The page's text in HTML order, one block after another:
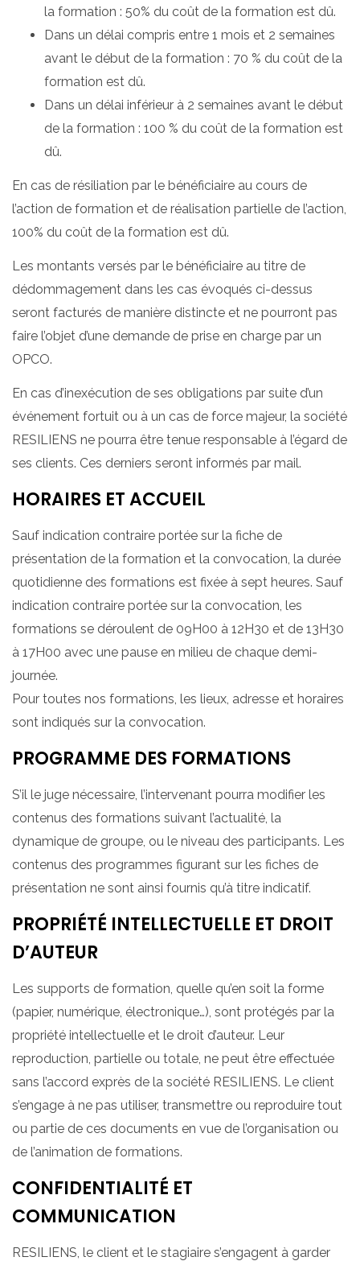
la formation : 50% du coût de la formation est dû.
Dans un délai compris entre 1 mois et 2 semaines
avant le début de la formation : 70 % du coût de la
formation est dû.
Dans un délai inférieur à 2 semaines avant le début
de la formation : 100 % du coût de la formation est
dû.
En cas de résiliation par le bénéficiaire au cours de
l’action de formation et de réalisation partielle de l’action,
100% du coût de la formation est dû.
Les montants versés par le bénéficiaire au titre de
dédommagement dans les cas évoqués ci-dessus
seront facturés de manière distincte et ne pourront pas
faire l’objet d’une demande de prise en charge par un
OPCO.
En cas d’inexécution de ses obligations par suite d’un
événement fortuit ou à un cas de force majeur, la société
RESILIENS ne pourra être tenue responsable à l’égard de
ses clients. Ces derniers seront informés par mail.
HORAIRES ET ACCUEIL
Sauf indication contraire portée sur la fiche de
présentation de la formation et la convocation, la durée
quotidienne des formations est fixée à sept heures. Sauf
indication contraire portée sur la convocation, les
formations se déroulent de 09H00 à 12H30 et de 13H30
à 17H00 avec une pause en milieu de chaque demi-
journée.
Pour toutes nos formations, les lieux, adresse et horaires
sont indiqués sur la convocation.
PROGRAMME DES FORMATIONS
S’il le juge nécessaire, l’intervenant pourra modifier les
contenus des formations suivant l’actualité, la
dynamique de groupe, ou le niveau des participants. Les
contenus des programmes figurant sur les fiches de
présentation ne sont ainsi fournis qu’à titre indicatif.
PROPRIÉTÉ INTELLECTUELLE ET DROIT
D’AUTEUR
Les supports de formation, quelle qu’en soit la forme
(papier, numérique, électronique…), sont protégés par la
propriété intellectuelle et le droit d’auteur. Leur
reproduction, partielle ou totale, ne peut être effectuée
sans l’accord exprès de la société RESILIENS. Le client
s’engage à ne pas utiliser, transmettre ou reproduire tout
ou partie de ces documents en vue de l’organisation ou
de l’animation de formations.
CONFIDENTIALITÉ ET
COMMUNICATION
RESILIENS, le client et le stagiaire s’engagent à garder